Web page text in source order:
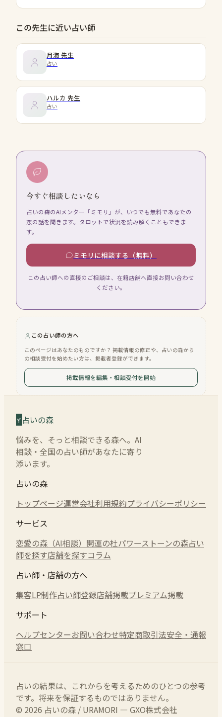
この先生に近い占い師
月海 先生
占い
ハルカ 先生
占い
今すぐ相談したいなら
占いの森のAIメンター「ミモリ」が、いつでも無料であなたの
恋の話を聞きます。タロットで状況を読み解くこともできま
す。
ミモリに相談する（無料）
この占い師への直接のご相談は、在籍店舗へ直接お問い合わせ
ください。
この占い師の方へ
このページはあなたのものですか？ 掲載情報の修正や、占いの森から
の相談受付を始めたい方は、掲載者登録ができます。
掲載情報を編集・相談受付を開始
占いの森
悩みを、そっと相談できる森へ。AI
相談・全国の占い師があなたに寄り
添います。
占いの森
トップページ運営会社利用規約プライバシーポリシー
サービス
恋愛の森（AI相談） 開運の杜パワーストーンの森占い
師を探す店舗を探すコラム
占い師・店舗の方へ
集客LP制作占い師登録店舗掲載プレミアム掲載
サポート
ヘルプセンターお問い合わせ特定商取引法安全・通報
窓口
占いの結果は、これからを考えるためのひとつの参考
です。将来を保証するものではありません。
© 2026 占いの森 / URAMORI — GXO株式会社